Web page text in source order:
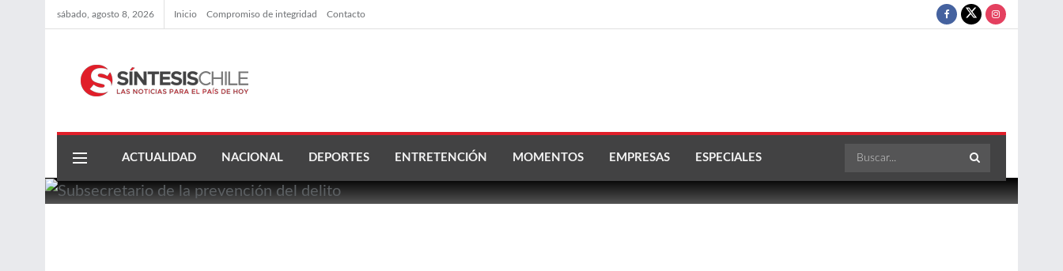
sábado, agosto 8, 2026 Inicio Compromiso de integridad Contacto
ACTUALIDAD NACIONAL DEPORTES ENTRETENCIÓN MOMENTOS EMPRESAS ESPECIALES